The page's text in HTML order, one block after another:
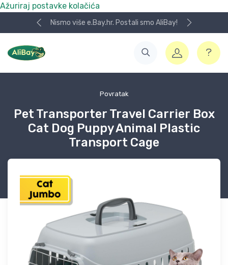
Ažuriraj postavke kolačića
Nismo više e.Bay.hr. Postali smo AliBay!
Povratak
Pet Transporter Travel Carrier Box
Cat Dog Puppy Animal Plastic
Transport Cage